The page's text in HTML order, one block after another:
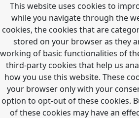
This website uses cookies to
while you navigate through the
cookies, the cookies that are
stored on your browser as they
working of basic functionalities of
third-party cookies that help us
how you use this website. These
your browser only with your
option to opt-out of these cookies.
of these cookies may have an